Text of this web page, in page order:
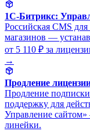
1С-Битрикс:
Российская CMS
магазинов —
от 5 110 ₽ за
→
Продление
Продление
поддержку для
Управление
линейки.